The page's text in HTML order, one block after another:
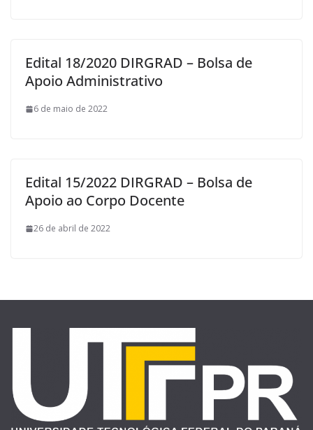
Edital 18/2020 DIRGRAD – Bolsa de
Apoio Administrativo
6 de maio de 2022
Edital 15/2022 DIRGRAD – Bolsa de
Apoio ao Corpo Docente
26 de abril de 2022